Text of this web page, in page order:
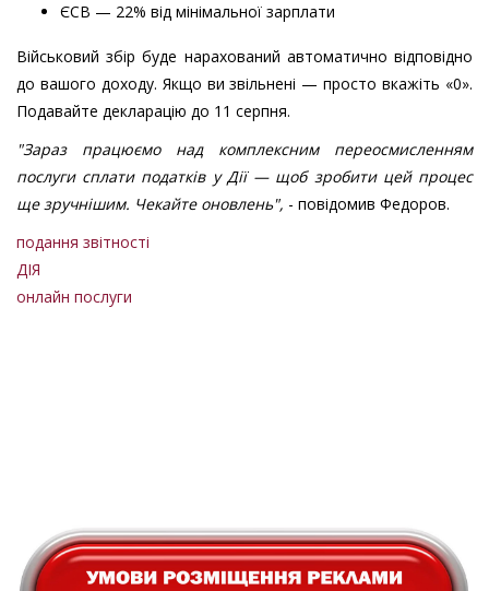
ЄСВ — 22% від мінімальної зарплати
Військовий збір буде нарахований автоматично відповідно
до вашого доходу. Якщо ви звільнені — просто вкажіть «0».
Подавайте декларацію до 11 серпня.
"Зараз працюємо над комплексним переосмисленням
послуги сплати податків у Дії — щоб зробити цей процес
ще зручнішим. Чекайте оновлень", - повідомив Федоров.
подання звітності
ДІЯ
онлайн послуги